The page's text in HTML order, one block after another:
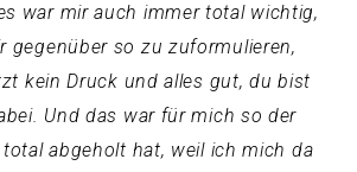
war mir auch immer total wichtig,
gegenüber so zu zuformulieren,
kein Druck und alles gut, du bist
Und das war für mich so der
abgeholt hat, weil ich mich da